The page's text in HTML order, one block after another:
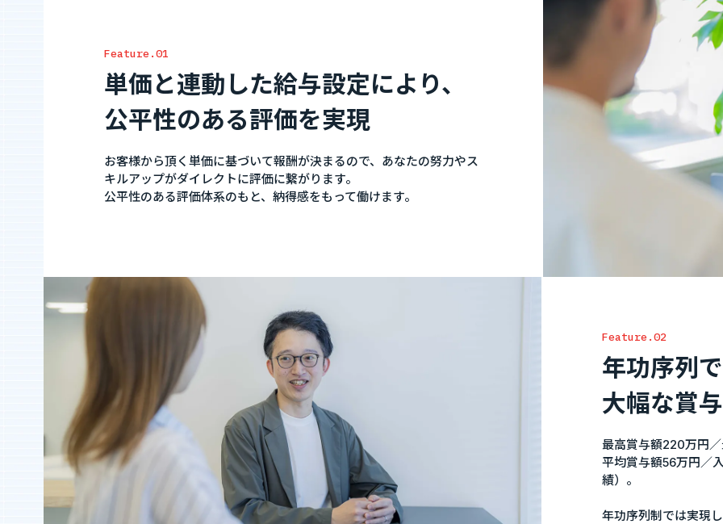
Feature.01
単価と連動した給与設定により、
公平性のある評価を実現
お客様から頂く単価に基づいて報酬が決まるので、あなたの努力やス
キルアップがダイレクトに評価に繋がります。
公平性のある評価体系のもと、納得感をもって働けます。
Feature.02
年功序列
大幅な賞
最高賞与額220万円
平均賞与額56万円／
績）。
年功序列制では実現